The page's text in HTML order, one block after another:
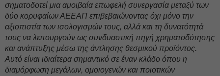
σηματοδοτεί μια αμοιβαία επωφελή συνεργασία μεταξύ των
δύο κορυφαίων ΑΕΕΑΠ επιβεβαιώνοντας όχι μόνο την
αξιοπιστία των ισολογισμών τους, αλλά και τη δυνατότητά
τους να λειτουργούν ως συνδυαστική πηγή χρηματοδότησης
και ανάπτυξης μέσω της άντλησης θεσμικού προϊόντος.
Αυτό είναι ιδιαίτερα σημαντικό σε έναν κλάδο όπου η
διαμόρφωση μεγάλων, ομοιογενών και ποιοτικών